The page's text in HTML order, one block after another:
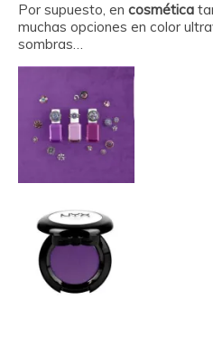
Por supuesto, en cosmética
muchas opciones en color
sombras…